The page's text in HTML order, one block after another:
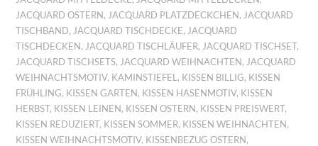
JACQUARD OSTERN, JACQUARD PLATZDECKCHEN, JACQUARD
TISCHBAND, JACQUARD TISCHDECKE, JACQUARD
TISCHDECKEN, JACQUARD TISCHLÄUFER, JACQUARD TISCHSET,
JACQUARD TISCHSETS, JACQUARD WEIHNACHTEN, JACQUARD
WEIHNACHTSMOTIV, KAMINSTIEFEL , KISSEN BILLIG, KISSEN
FRÜHLING, KISSEN GARTEN, KISSEN HASENMOTIV, KISSEN
HERBST, KISSEN LEINEN, KISSEN OSTERN, KISSEN PREISWERT,
KISSEN REDUZIERT, KISSEN SOMMER, KISSEN WEIHNACHTEN,
KISSEN WEIHNACHTSMOTIV, KISSENBEZUG OSTERN,